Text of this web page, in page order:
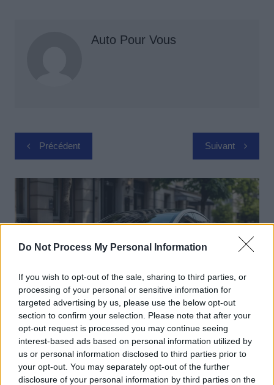
Do Not Process My Personal Information
If you wish to opt-out of the sale, sharing to third parties, or
processing of your personal or sensitive information for
targeted advertising by us, please use the below opt-out
section to confirm your selection. Please note that after your
opt-out request is processed you may continue seeing
interest-based ads based on personal information utilized by
us or personal information disclosed to third parties prior to
your opt-out. You may separately opt-out of the further
disclosure of your personal information by third parties on the
Auto Pour Vous
Navigation
de
l’article
Précédent Suivant
Actus Info
Elon Musk nuirait gravement à Tesla
selon une étude européenne